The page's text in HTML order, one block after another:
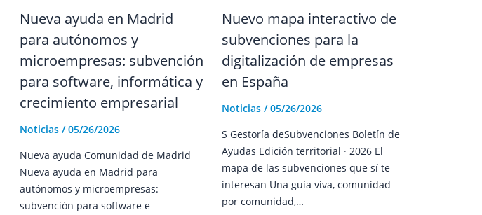
Nueva ayuda en Madrid
para autónomos y
microempresas: subvención
para software, informática y
crecimiento empresarial
Noticias/05/26/2026
Nueva ayuda Comunidad de Madrid
Nueva ayuda en Madrid para
autónomos y microempresas:
subvención para software e
Nuevo mapa interactivo de
subvenciones para la
digitalización de empresas
en España
Noticias/05/26/2026
S Gestoría deSubvenciones Boletín de
Ayudas Edición territorial · 2026 El
mapa de las subvenciones que sí te
interesan Una guía viva, comunidad
por comunidad,…